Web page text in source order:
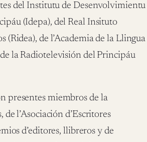
del Institutu de Desenvolvimientu
(Idepa), del Real Insituto
(Ridea), de l’Academia de la Llingua
la Radiotelevisión del Principáu
presentes miembros de la
de l’Asociación d’Escritores
d’editores, llibreros y de